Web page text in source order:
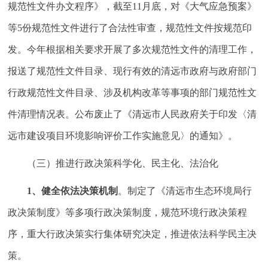
规范性文件办文程序》，截至11月底，对《大气应急预案》
等5份规范性文件进行了合法性审查，规范性文件按规范印
发。今年根据相关要求开展了多次规范性文件的清理工作，
报送了规范性文件目录、现行有效的清远市政府与政府部门
行政规范性文件目录、涉及机构改革等事项的部门规范性文
件清理情况表。公布废止了《清远市人民政府关于印发〈清
远市建设项目环境影响评价工作实施意见〉的通知》。
（三）推进行政决策科学化、民主化、法治化
1、健全依法决策机制 。制定了《清远市生态环境局行
政决策制度》等多项行政决策制度，规范环境行政决策程
序，重大行政决策实行集体研究决定，推进依法科学民主决
策。